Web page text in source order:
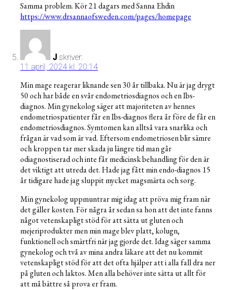
Samma problem. Kör 21 dagars med Sanna Ehdin
https://www.drsannaofsweden.com/pages/homepage
J skriver:
11 april, 2024 kl. 20:14
Min mage reagerar liknande sen 30 år tillbaka. Nu är jag drygt
50 och har både en svår endometriosdiagnos och en Ibs-
diagnos. Min gynekolog säger att majoriteten av hennes
endometriospatienter får en Ibs-diagnos flera år före de får en
endometriosdiagnos. Symtomen kan alltså vara snarlika och
frågan är vad som är vad. Eftersom endometriosen blir sämre
och kroppen tar mer skada ju längre tid man går
odiagnostiserad och inte får medicinsk behandling för den är
det viktigt att utreda det. Hade jag fått min endo-diagnos 15
år tidigare hade jag sluppit mycket magsmärta och sorg.
Min gynekolog uppmuntrar mig idag att pröva mig fram när
det gäller kosten. För några år sedan sa hon att det inte fanns
något vetenskapligt stöd för att sätta ut gluten och
mejeriprodukter men min mage blev platt, kolugn,
funktionell och smärtfri när jag gjorde det. Idag säger samma
gynekolog och två av mina andra läkare att det nu kommit
vetenskapligt stöd för att det ofta hjälper att i alla fall dra ner
på gluten och laktos. Men alla behöver inte sätta ut allt för
att må bättre så prova er fram.